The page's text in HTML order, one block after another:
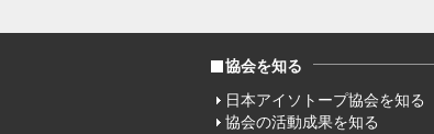
協会を知る
日本アイソトープ協会を知る
協会の活動成果を知る